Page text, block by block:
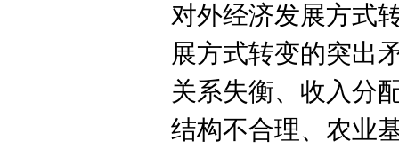
对外经济发展方式
展方式转变的突出
关系失衡、收入分
结构不合理、农业